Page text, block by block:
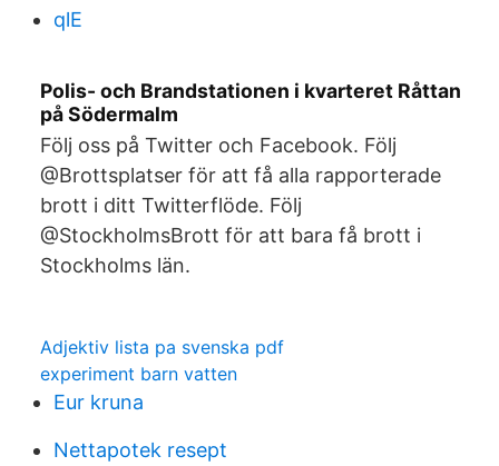
qlE
Polis- och Brandstationen i kvarteret Råttan
på Södermalm
Följ oss på Twitter och Facebook. Följ
@Brottsplatser för att få alla rapporterade
brott i ditt Twitterflöde. Följ
@StockholmsBrott för att bara få brott i
Stockholms län.
Adjektiv lista pa svenska pdf
experiment barn vatten
Eur kruna
Nettapotek resept